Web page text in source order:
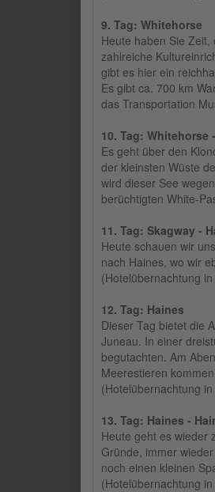
9. Tag: Whitehorse
Heute haben Sie
zahlreiche
gibt es hier ein
Es gibt ca. 700 km
das Transportation
10. Tag: Whitehorse
Es geht über den
der kleinsten Wüste
wird dieser See
berüchtigten White-
11. Tag: Skagway -
Heute schauen wir
nach Haines, wo wir
(Hotelübernachtung in
12. Tag: Haines
Dieser Tag bietet die
Juneau. In einer
begutachten. Am
Meerestieren
(Hotelübernachtung in
13. Tag: Haines -
Heute geht es wieder
Gründe, immer
noch einen kleinen
(Hotelübernachtung